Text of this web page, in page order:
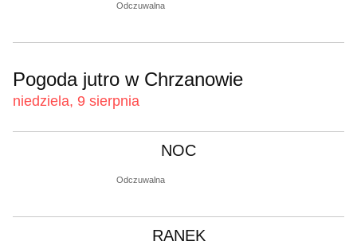
Odczuwalna
Pogoda jutro w Chrzanowie
niedziela, 9 sierpnia
NOC
Odczuwalna
RANEK